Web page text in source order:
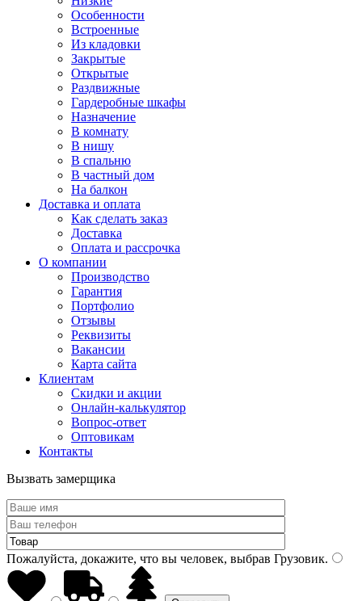
Особенности
Встроенные
Из кладовки
Закрытые
Открытые
Раздвижные
Гардеробные шкафы
Назначение
В комнату
В нишу
В спальню
В частный дом
На балкон
Доставка и оплата
Как сделать заказ
Доставка
Оплата и рассрочка
О компании
Производство
Гарантия
Портфолио
Отзывы
Реквизиты
Вакансии
Карта сайта
Клиентам
Скидки и акции
Онлайн-калькулятор
Вопрос-ответ
Оптовикам
Контакты
Вызвать замерщика
Пожалуйста, докажите, что вы человек, выбрав Грузовик.